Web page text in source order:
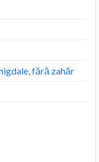
fără zahăr